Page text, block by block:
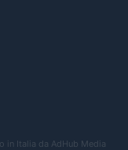
in Italia da AdHub Media